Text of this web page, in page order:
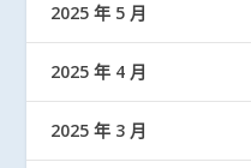
2025 年 5 月
2025 年 4 月
2025 年 3 月